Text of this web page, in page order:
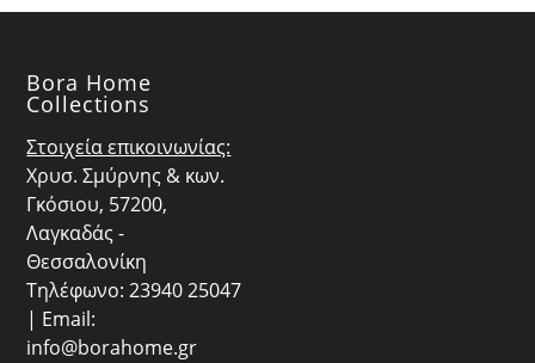
Bora Home
Collections
Στοιχεία επικοινωνίας:
Χρυσ. Σμύρνης & κων.
Γκόσιου, 57200,
Λαγκαδάς -
Θεσσαλονίκη
Τηλέφωνο: 23940 25047
| Email:
info@borahome.gr